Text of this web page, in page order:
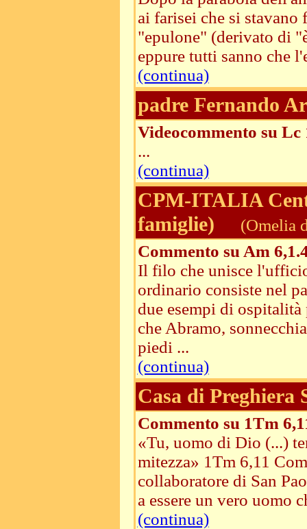
ai farisei che si
"epulone" (derivato di
eppure tutti sanno che
(continua)
padre Fernando
Videocommento su Lc
...
(continua)
CPM-ITALIA
famiglie)
(Omelia
Commento su Am
Il filo che unisce
ordinario consiste nel
due esempi di
che Abramo,
piedi ...
(continua)
Casa di Preghiera
Commento su 1Tm
«Tu, uomo di Dio (...)
mitezza» 1Tm 6,11
collaboratore di San
a essere un vero uomo
(continua)